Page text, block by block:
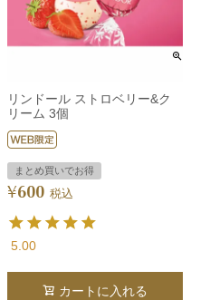
リンドール ストロベリー&ク
リーム 3個
まとめ買いでお得
¥600 税込
5.00
カートに入れる